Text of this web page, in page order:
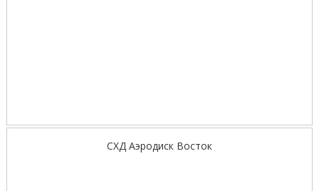
СХД Аэродиск Восток